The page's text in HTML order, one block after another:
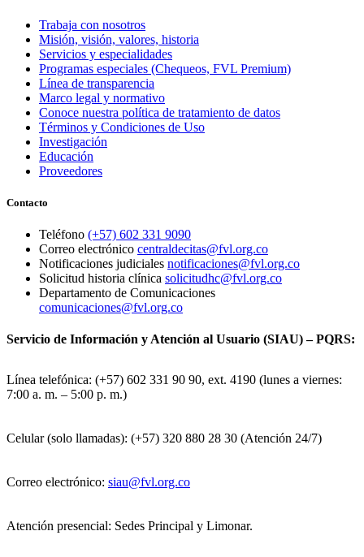
Trabaja con nosotros
Misión, visión, valores, historia
Servicios y especialidades
Programas especiales (Chequeos, FVL Premium)
Línea de transparencia
Marco legal y normativo
Conoce nuestra política de tratamiento de datos
Términos y Condiciones de Uso
Investigación
Educación
Proveedores
Contacto
Teléfono (+57) 602 331 9090
Correo electrónico centraldecitas@fvl.org.co
Notificaciones judiciales notificaciones@fvl.org.co
Solicitud historia clínica solicitudhc@fvl.org.co
Departamento de Comunicaciones
comunicaciones@fvl.org.co
Servicio de Información y Atención al Usuario (SIAU) – PQRS:
Línea telefónica: (+57) 602 331 90 90, ext. 4190 (lunes a viernes:
7:00 a. m. – 5:00 p. m.)
Celular (solo llamadas): (+57) 320 880 28 30 (Atención 24/7)
Correo electrónico: siau@fvl.org.co
Atención presencial: Sedes Principal y Limonar.